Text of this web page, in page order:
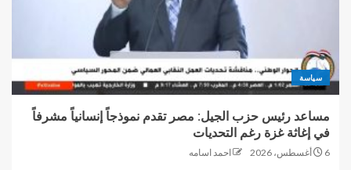
سياسة
مساعد رئيس حزب الجيل: مصر تقدم نموذجاً إنسانياً مشرفاً
في إغاثة غزة رغم التحديات
6 أغسطس، 2026 احمد اسامه